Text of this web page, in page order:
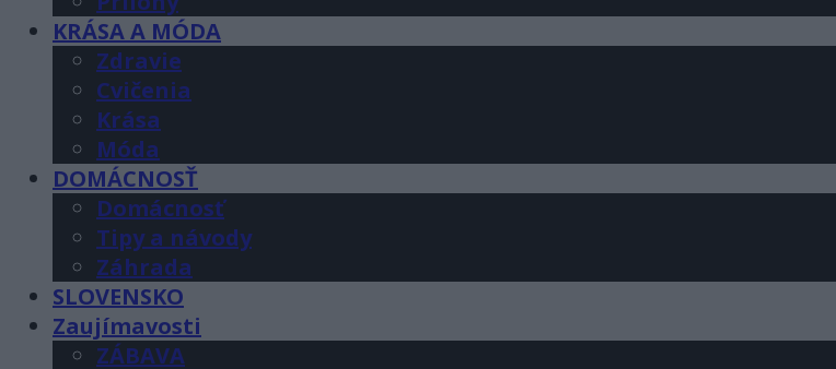
KRÁSA A MÓDA
Zdravie
Cvičenia
Krása
Móda
DOMÁCNOSŤ
Domácnosť
Tipy a návody
Záhrada
SLOVENSKO
Zaujímavosti
ZÁBAVA